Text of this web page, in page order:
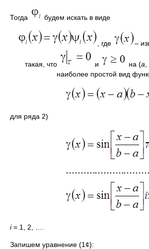
Тогда будем искать в виде
, где –
такая, что и на (a
наиболее простой вид
для ряда 2)
i= 1, 2, ….
Запишем уравнение (1¢):